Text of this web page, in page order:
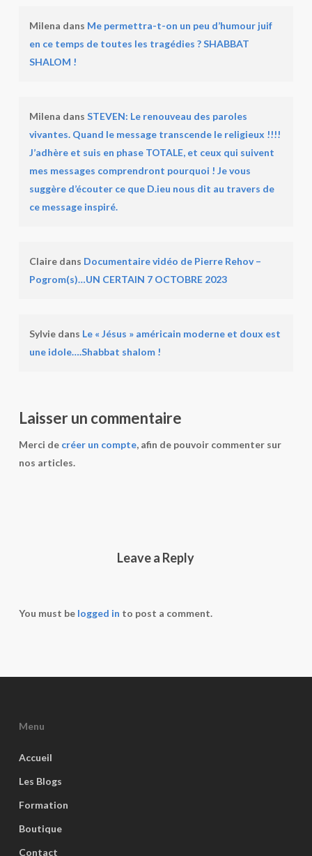
Milena dans Me permettra-t-on un peu d’humour juif
en ce temps de toutes les tragédies ? SHABBAT
SHALOM !
Milena dans STEVEN: Le renouveau des paroles
vivantes. Quand le message transcende le religieux !!!!
J’adhère et suis en phase TOTALE, et ceux qui suivent
mes messages comprendront pourquoi ! Je vous
suggère d’écouter ce que D.ieu nous dit au travers de
ce message inspiré.
Clairedans Documentaire vidéo de Pierre Rehov –
Pogrom(s)…UN CERTAIN 7 OCTOBRE 2023
Sylviedans Le « Jésus » américain moderne et doux est
une idole….Shabbat shalom !
Laisser un commentaire
Merci de créer un compte, afin de pouvoir commenter sur
nos articles.
Leave a Reply
You must be logged in to post a comment.
Menu
Accueil
Les Blogs
Formation
Boutique
Contact